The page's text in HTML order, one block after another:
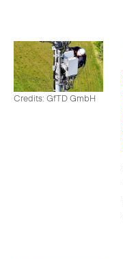
Credits: GfTD GmbH